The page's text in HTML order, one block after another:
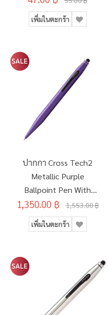
เพิ่มในตะกร้า
ปากกา Cross Tech2
Metallic Purple
Ballpoint Pen With
6mm Stylus #AT0652-7
1,350.00 ฿ 1,553.00 ฿
เพิ่มในตะกร้า